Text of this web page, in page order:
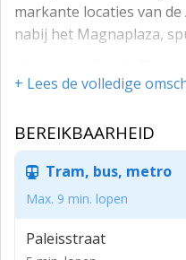
markante locaties van
nabij het Magnaplaza,
haar karakteristieke
(automatisch
parkeerplekken.
Totaal ca. 542 m² als
4e verdieping:
+ Lees de volledige
BEREIKBAARHEID
Tram, bus, metro
Max. 9 min. lopen
Paleisstraat